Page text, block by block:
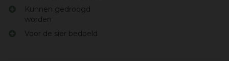
Kunnen gedroogd
worden
Voor de sier bedoeld